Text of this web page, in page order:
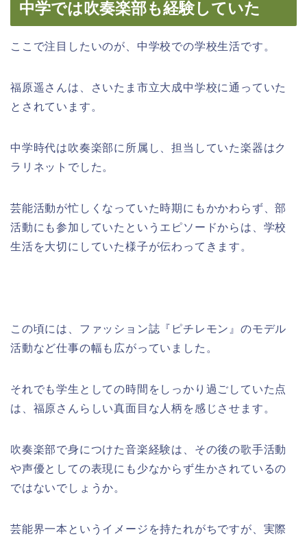
中学では吹奏楽部も経験していた
ここで注目したいのが、中学校での学校生活です。
福原遥さんは、さいたま市立大成中学校に通っていた
とされています。
中学時代は吹奏楽部に所属し、担当していた楽器はク
ラリネットでした。
芸能活動が忙しくなっていた時期にもかかわらず、部
活動にも参加していたというエピソードからは、学校
生活を大切にしていた様子が伝わってきます。
この頃には、ファッション誌『ピチレモン』のモデル
活動など仕事の幅も広がっていました。
それでも学生としての時間をしっかり過ごしていた点
は、福原さんらしい真面目な人柄を感じさせます。
吹奏楽部で身につけた音楽経験は、その後の歌手活動
や声優としての表現にも少なからず生かされているの
ではないでしょうか。
芸能界一本というイメージを持たれがちですが、実際